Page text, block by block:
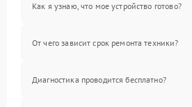
Как я узнаю, что мое устройство готово?
От чего зависит срок ремонта техники?
Диагностика проводится бесплатно?